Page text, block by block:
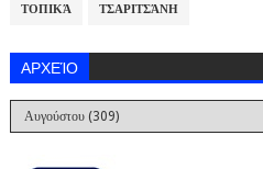
ΤΟΠΙΚΆ ΤΣΑΡΙΤΣΆΝΗ
ΑΡΧΕΊΟ